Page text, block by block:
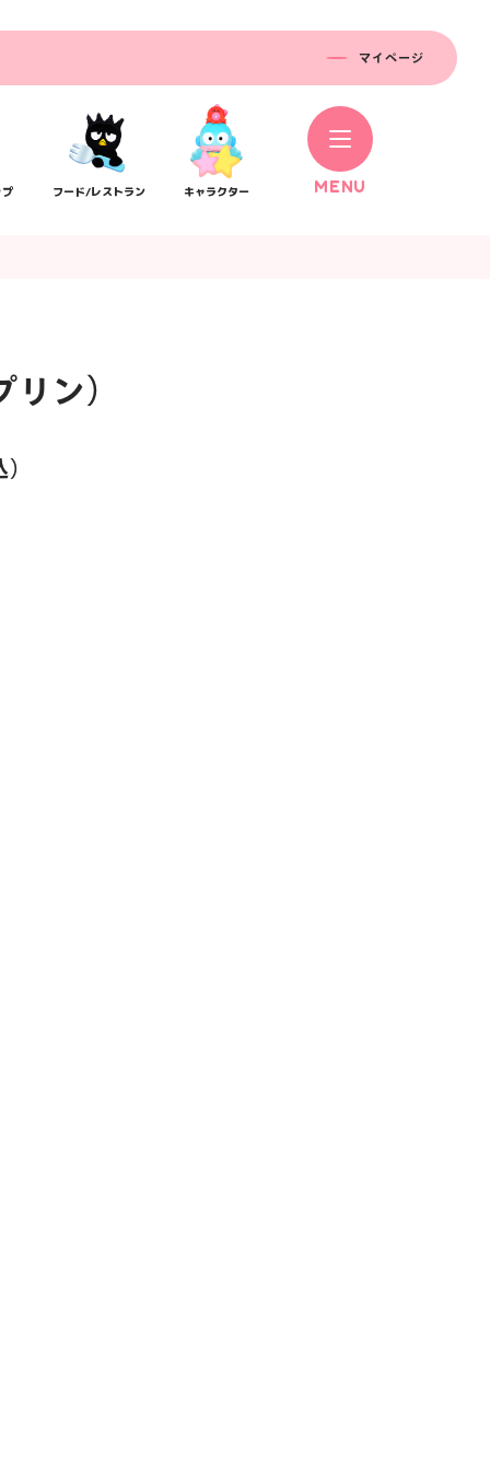
マイページ
MENU
フード/レストラン キャラクター
ン）
）